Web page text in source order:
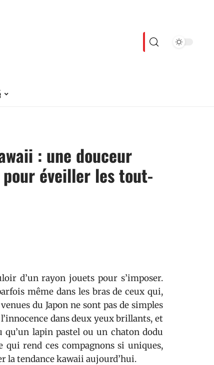
: une douceur
éveiller les tout-
d’un rayon jouets pour s’imposer.
même dans les bras de ceux qui,
du Japon ne sont pas de simples
dans deux yeux brillants, et
lapin pastel ou un chaton dodu
qui rend ces compagnons si uniques,
la tendance kawaii aujourd’hui.